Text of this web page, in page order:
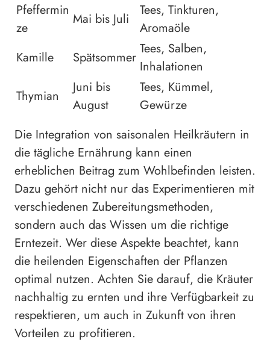
Pfeffermin
ze
Mai bis Juli
Tees, Tinkturen,
Aromaöle
Kamille
Spätsommer
Tees, Salben,
Inhalationen
Thymian
Juni bis
August
Tees, Kümmel,
Gewürze
Die Integration von saisonalen Heilkräutern in
die tägliche Ernährung kann einen
erheblichen Beitrag zum Wohlbefinden leisten.
Dazu gehört nicht nur das Experimentieren mit
verschiedenen Zubereitungsmethoden,
sondern auch das Wissen um die richtige
Erntezeit. Wer diese Aspekte beachtet, kann
die heilenden Eigenschaften der Pflanzen
optimal nutzen. Achten Sie darauf, die Kräuter
nachhaltig zu ernten und ihre Verfügbarkeit zu
respektieren, um auch in Zukunft von ihren
Vorteilen zu profitieren.